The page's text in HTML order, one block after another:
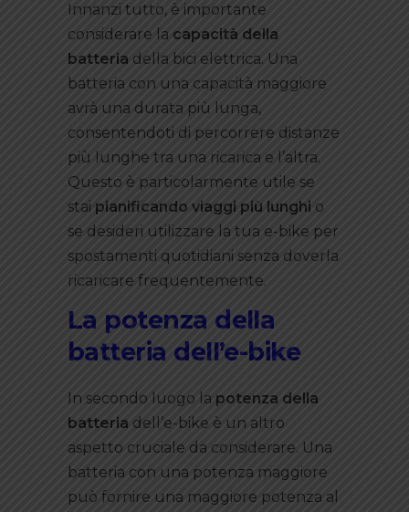
Innanzi tutto, è importante
considerare la capacità della
batteria della bici elettrica. Una
batteria con una capacità maggiore
avrà una durata più lunga,
consentendoti di percorrere distanze
più lunghe tra una ricarica e l’altra.
Questo è particolarmente utile se
stai pianificando viaggi più lunghi o
se desideri utilizzare la tua e-bike per
spostamenti quotidiani senza doverla
ricaricare frequentemente.
La potenza della
batteria dell’e-bike
In secondo luogo la potenza della
batteria dell’e-bike è un altro
aspetto cruciale da considerare. Una
batteria con una potenza maggiore
può fornire una maggiore potenza al